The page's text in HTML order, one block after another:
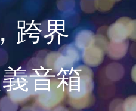
，跨界
音箱